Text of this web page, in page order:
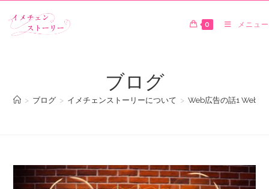
0 メニュー
ブログ
> ブログ > イメチェンストーリーについて > Web広告の話1 Web広